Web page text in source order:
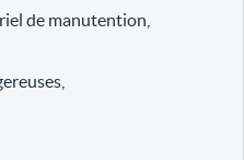
de manutention,